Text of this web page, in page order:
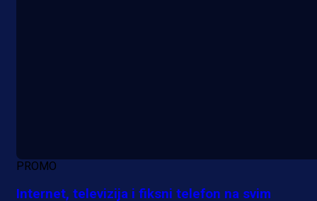
PROMO
Internet, televizija i fiksni telefon na svim